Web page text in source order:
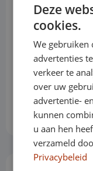
Brandstof
Gewicht
Max. trekgewicht
Cilinderinhoud
Deze
cookies.
We gebruiken
advertenties
verkeer te
over uw
advertentie-
kunnen
u aan hen
verzameld
Privacybeleid